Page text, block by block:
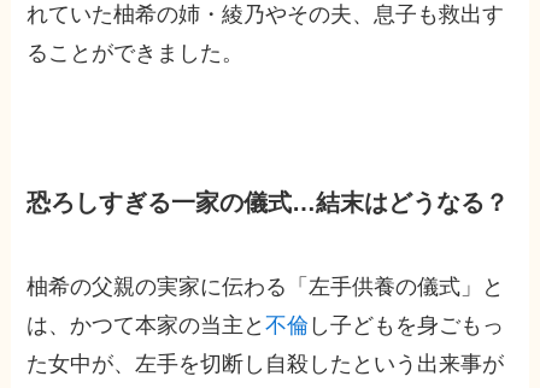
れていた柚希の姉・綾乃やその夫、息子も救出す
ることができました。
恐ろしすぎる一家の儀式…結末はどうなる？
柚希の父親の実家に伝わる「左手供養の儀式」と
は、かつて本家の当主と不倫 し子どもを身ごもっ
た女中が、左手を切断し自殺したという出来事が